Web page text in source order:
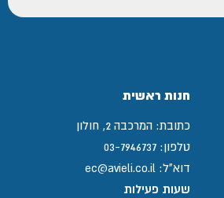
חנות ראשית
כתובת: המרכבה 2, חולון
טלפון: 03-7946737
דוא"ל: ec@avieli.co.il
שעות פעילות